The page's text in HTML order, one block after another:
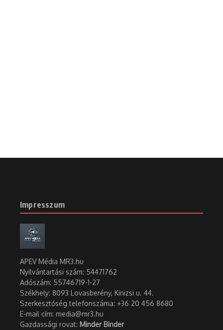
Impresszum
APEV Média MR3.hu
Nyilvántartási szám: 54471762
Adószám: 55746719-1-27
Székhely: 8093 Lovasberény, Kinizsi u. 44.
Szerkesztőség telefonszáma: +36 20 456 8680
E-mail cím: media@mr3.hu
Gazdassági rovat: Minder Binder